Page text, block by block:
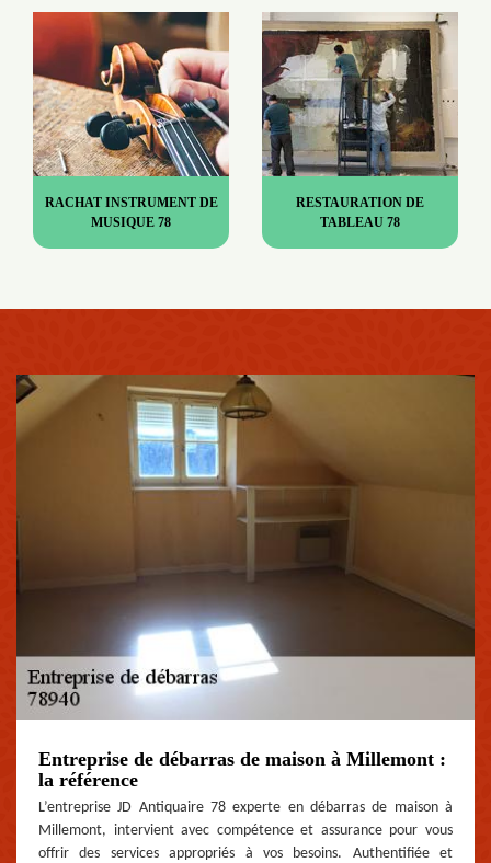
RACHAT INSTRUMENT DE
MUSIQUE 78
RESTAURATION DE
TABLEAU 78
Entreprise de débarras de maison à Millemont :
la référence
L’entreprise JD Antiquaire 78 experte en débarras de maison à
Millemont, intervient avec compétence et assurance pour vous
offrir des services appropriés à vos besoins. Authentifiée et